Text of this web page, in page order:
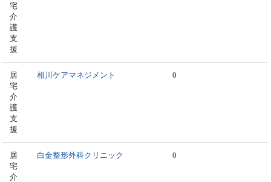
宅
介
護
支
援
居
宅
介
護
支
援
相川ケアマネジメント 0
居
宅
介
白金整形外科クリニック 0